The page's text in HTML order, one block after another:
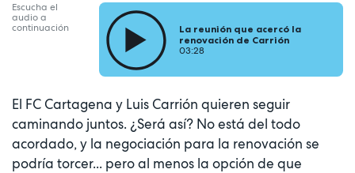
Escucha el
audio a
continuación
La reunión que acercó la
renovación de Carrión
03:28
El FC Cartagena y Luis Carrión quieren seguir
caminando juntos. ¿Será así? No está del todo
acordado, y la negociación para la renovación se
podría torcer... pero al menos la opción de que